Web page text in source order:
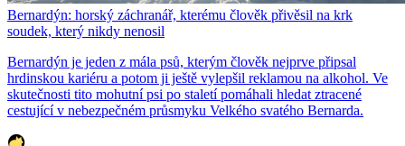
Bernardýn: horský záchranář, kterému člověk přivěsil na krk
soudek, který nikdy nenosil
Bernardýn je jeden z mála psů, kterým člověk nejprve připsal
hrdinskou kariéru a potom ji ještě vylepšil reklamou na alkohol. Ve
skutečnosti tito mohutní psi po staletí pomáhali hledat ztracené
cestující v nebezpečném průsmyku Velkého svatého Bernarda.